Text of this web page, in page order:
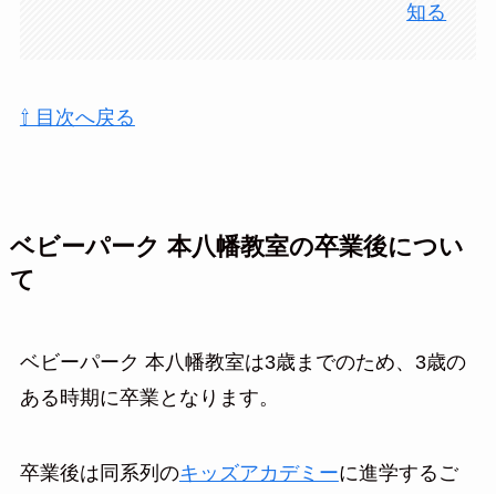
知る
⇧ 目次へ戻る
ベビーパーク 本八幡教室の卒業後につい
て
ベビーパーク 本八幡教室は3歳までのため、3歳の
ある時期に卒業となります。
卒業後は同系列のキッズアカデミーに進学するご